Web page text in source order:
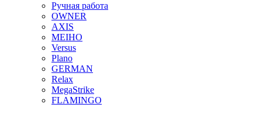
Ручная работа
OWNER
AXIS
MEIHO
Versus
Plano
GERMAN
Relax
MegaStrike
FLAMINGO